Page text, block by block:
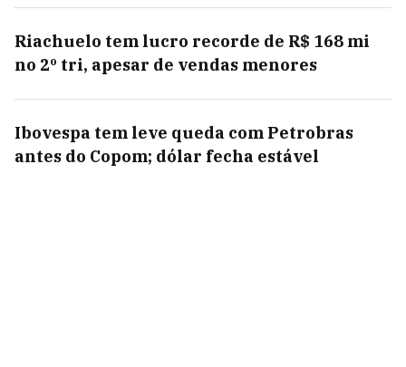
Riachuelo tem lucro recorde de R$ 168 mi
no 2º tri, apesar de vendas menores
Ibovespa tem leve queda com Petrobras
antes do Copom; dólar fecha estável